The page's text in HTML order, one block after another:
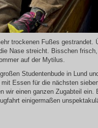
trockenen Fußes gestrandet.
Nase streicht. Bisschen
auf der Mytilus.
Studentenbude in Lund
Essen für die nächsten
wir einen ganzen Zugabteil
einigermaßen